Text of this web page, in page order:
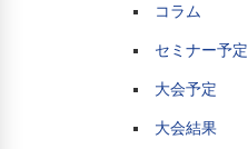
コラム
セミナー予定
大会予定
大会結果